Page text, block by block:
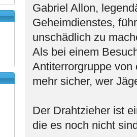
Gabriel Allon,
Geheimdienstes,
unschädlich zu
Als bei einem
Antiterrorgruppe
mehr sicher, wer
Der Drahtzieher ist
die es noch nicht